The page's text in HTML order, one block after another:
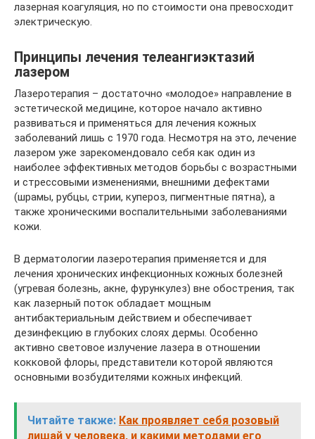
лазерная коагуляция, но по стоимости она превосходит
электрическую.
Принципы лечения телеангиэктазий
лазером
Лазеротерапия – достаточно «молодое» направление в
эстетической медицине, которое начало активно
развиваться и применяться для лечения кожных
заболеваний лишь с 1970 года. Несмотря на это, лечение
лазером уже зарекомендовало себя как один из
наиболее эффективных методов борьбы с возрастными
и стрессовыми изменениями, внешними дефектами
(шрамы, рубцы, стрии, купероз, пигментные пятна), а
также хроническими воспалительными заболеваниями
кожи.
В дерматологии лазеротерапия применяется и для
лечения хронических инфекционных кожных болезней
(угревая болезнь, акне, фурункулез) вне обострения, так
как лазерный поток обладает мощным
антибактериальным действием и обеспечивает
дезинфекцию в глубоких слоях дермы. Особенно
активно световое излучение лазера в отношении
кокковой флоры, представители которой являются
основными возбудителями кожных инфекций.
Читайте также: Как проявляет себя розовый
лишай у человека, и какими методами его